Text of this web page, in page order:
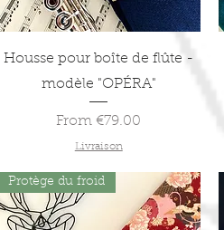
Quick View
Housse pour boîte de flûte -
modèle "OPÉRA"
From€79.00
Sale Price
Livraison
Protège du froid